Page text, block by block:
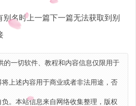
别名时上一篇下一篇无法获取到别
的一切软件、教程和内容信息仅限用于
上述内容用于商业或者非法用途，否
。本站信息来自网络收集整理，版权